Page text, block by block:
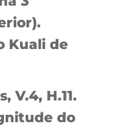
Kuali de
V.4, H.11.
do